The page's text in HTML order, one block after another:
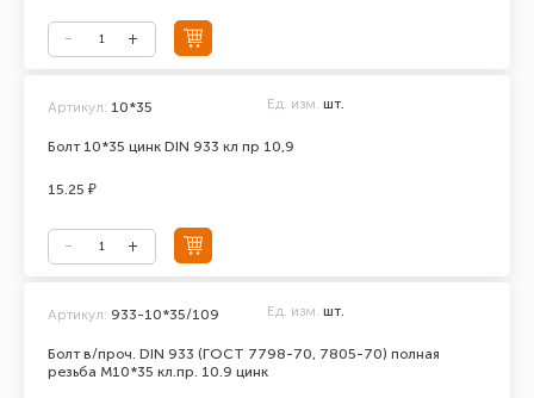
Болт 10*35 цинк DIN 933 кл пр 10,9
Артикул: 10*35 Ед. изм. шт.
15.25 ₽
Болт в/проч. DIN 933 (ГОСТ 7798-70, 7805-70) полная
резьба М10*35 кл.пр. 10.9 цинк
Артикул: 933-10*35/109 Ед. изм. шт.